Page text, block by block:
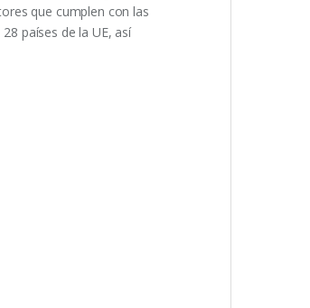
que cumplen con las
países de la UE, así